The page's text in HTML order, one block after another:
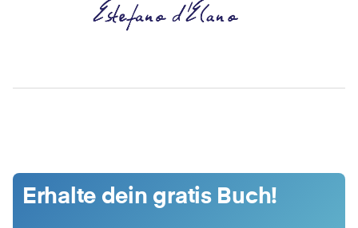
Erhalte dein gratis Buch!